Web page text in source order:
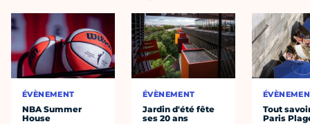
ÉVÈNEMENT
NBA Summer
House
ÉVÈNEMENT
Jardin d'été fête
ses 20 ans
Tout
Paris